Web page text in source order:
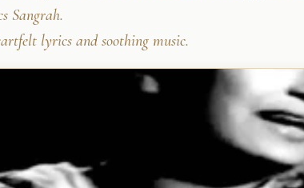
Sangrah.
lyrics and soothing music.